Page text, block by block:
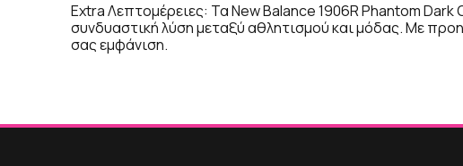
Extra Λεπτομέρειες: Τα New Balance 1906R Phantom Dark
συνδυαστική λύση μεταξύ αθλητισμού και μόδας. Με
σας εμφάνιση.